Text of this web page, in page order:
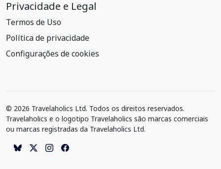
Privacidade e Legal
Termos de Uso
Política de privacidade
Configurações de cookies
© 2026 Travelaholics Ltd. Todos os direitos reservados.
Travelaholics e o logotipo Travelaholics são marcas comerciais
ou marcas registradas da Travelaholics Ltd.